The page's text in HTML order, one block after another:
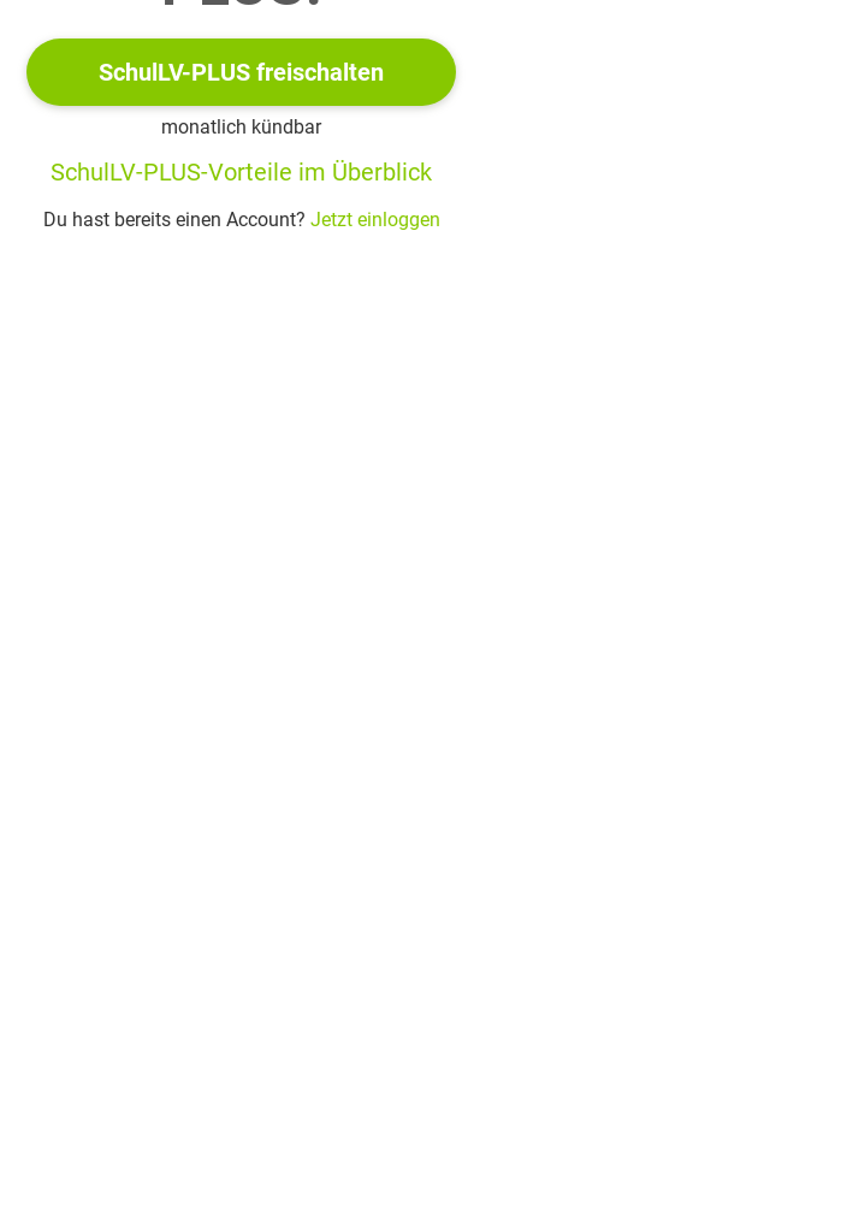
meist Schwierigkeiten, ihre Werke zu veröffentlichen; ins Dritte Reich kamen die Werke
nach dem Krieg veröffentlicht
SchulLV-PLUS freischalten
monatlich kündbar
SchulLV-PLUS-Vorteile im Überblick
Du hast bereits einen Account? Jetzt einloggen